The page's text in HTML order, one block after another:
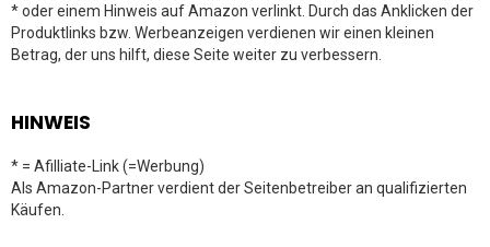
* oder einem Hinweis auf Amazon verlinkt. Durch das Anklicken der
Produktlinks bzw. Werbeanzeigen verdienen wir einen kleinen
Betrag, der uns hilft, diese Seite weiter zu verbessern.
HINWEIS
* = Afilliate-Link (=Werbung)
Als Amazon-Partner verdient der Seitenbetreiber an qualifizierten
Käufen.